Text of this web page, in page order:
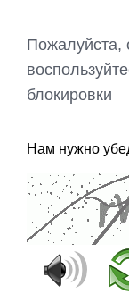
Пожалуйста,
блокировки
Нам нужно